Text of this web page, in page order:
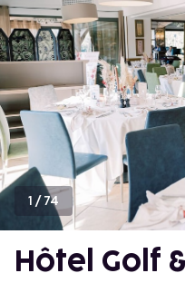
1 /74
Hôtel Golf